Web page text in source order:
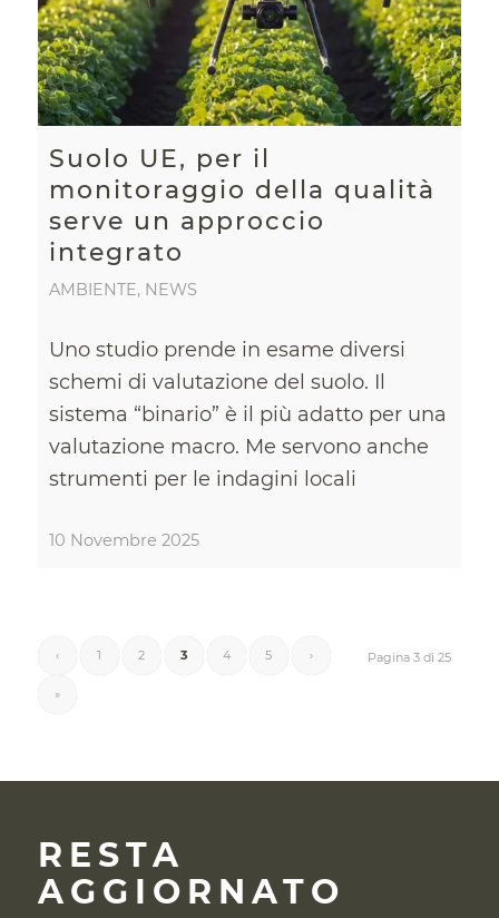
Suolo UE, per il
monitoraggio della qualità
serve un approccio
integrato
AMBIENTE, NEWS
Uno studio prende in esame diversi
schemi di valutazione del suolo. Il
sistema “binario” è il più adatto per una
valutazione macro. Me servono anche
strumenti per le indagini locali
10 Novembre 2025
Pagina 3 di 25
‹ 1 2 3 4 5 ›
»
RESTA
AGGIORNATO